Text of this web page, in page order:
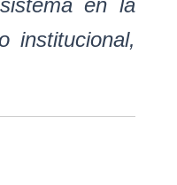
en la
institucional,